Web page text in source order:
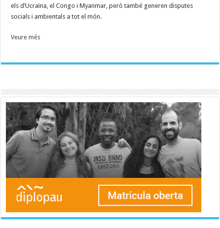
els d’Ucraïna, el Congo i Myanmar, però també generen disputes
socials i ambientals a tot el món.
Veure més